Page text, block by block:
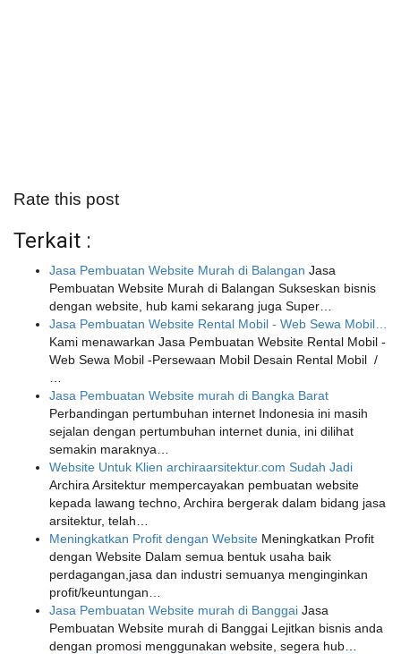
Rate this post
Terkait :
Jasa Pembuatan Website Murah di Balangan Jasa
Pembuatan Website Murah di Balangan Sukseskan bisnis
dengan website, hub kami sekarang juga Super…
Jasa Pembuatan Website Rental Mobil - Web Sewa Mobil…
Kami menawarkan Jasa Pembuatan Website Rental Mobil -
Web Sewa Mobil -Persewaan Mobil Desain Rental Mobil /
Jasa Pembuatan Website murah di Bangka Barat
Perbandingan pertumbuhan internet Indonesia ini masih
sejalan dengan pertumbuhan internet dunia, ini dilihat
semakin maraknya…
Website Untuk Klien archiraarsitektur.com Sudah Jadi
Archira Arsitektur mempercayakan pembuatan website
kepada lawang techno, Archira bergerak dalam bidang jasa
arsitektur, telah…
Meningkatkan Profit dengan Website Meningkatkan Profit
dengan Website Dalam semua bentuk usaha baik
perdagangan,jasa dan industri semuanya menginginkan
profit/keuntungan…
Jasa Pembuatan Website murah di Banggai Jasa
Pembuatan Website murah di Banggai Lejitkan bisnis anda
dengan promosi menggunakan website, segera hub…